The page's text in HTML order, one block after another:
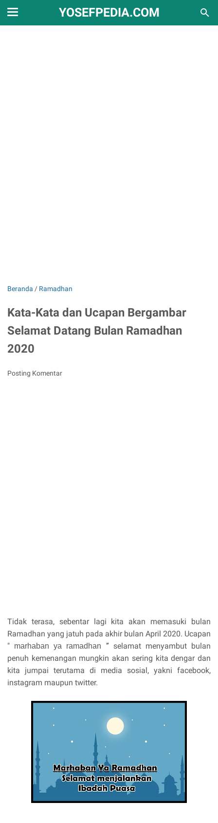
YOSEFPEDIA.COM
Beranda / Ramadhan
Kata-Kata dan Ucapan Bergambar
Selamat Datang Bulan Ramadhan
2020
Posting Komentar
Tidak terasa, sebentar lagi kita akan memasuki bulan
Ramadhan yang jatuh pada akhir bulan April 2020. Ucapan
" marhaban ya ramadhan ” selamat menyambut bulan
penuh kemenangan mungkin akan sering kita dengar dan
kita jumpai terutama di media sosial, yakni facebook,
instagram maupun twitter.